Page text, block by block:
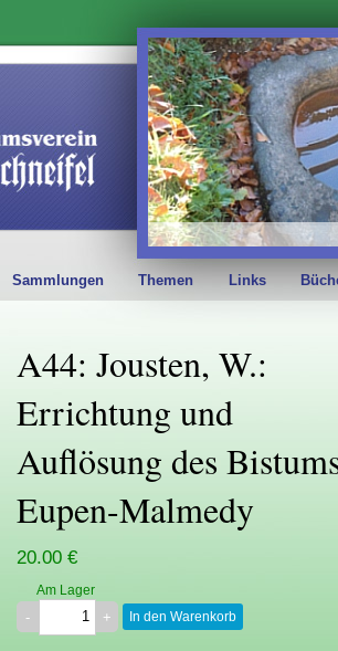
Sammlungen Themen Links
A44: Jousten, W.:
Errichtung und
Auflösung des
Eupen-Malmedy
20.00 €
Am Lager
In den Warenkorb